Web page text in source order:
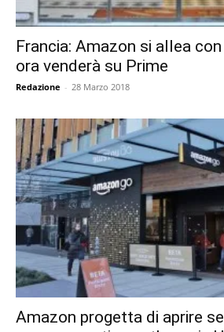
Francia: Amazon si allea
ora venderà su Prime
Redazione - 28 Marzo 2018
Amazon progetta di aprire